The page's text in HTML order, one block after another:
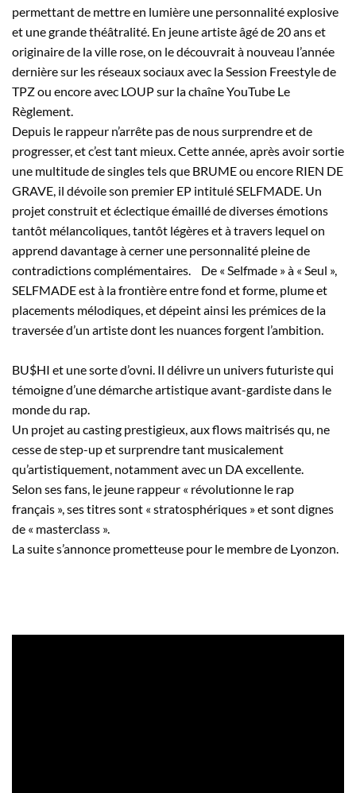
permettant de mettre en lumière une personnalité explosive
et une grande théâtralité. En jeune artiste âgé de 20 ans et
originaire de la ville rose, on le découvrait à nouveau l’année
dernière sur les réseaux sociaux avec la Session Freestyle de
TPZ ou encore avec LOUP sur la chaîne YouTube Le
Règlement.
Depuis le rappeur n’arrête pas de nous surprendre et de
progresser, et c’est tant mieux. Cette année, après avoir sortie
une multitude de singles tels que BRUME ou encore RIEN DE
GRAVE, il dévoile son premier EP intitulé SELFMADE. Un
projet construit et éclectique émaillé de diverses émotions
tantôt mélancoliques, tantôt légères et à travers lequel on
apprend davantage à cerner une personnalité pleine de
contradictions complémentaires. De « Selfmade » à « Seul »,
SELFMADE est à la frontière entre fond et forme, plume et
placements mélodiques, et dépeint ainsi les prémices de la
traversée d’un artiste dont les nuances forgent l’ambition.
BU$HI et une sorte d’ovni. Il délivre un univers futuriste qui
témoigne d’une démarche artistique avant-gardiste dans le
monde du rap.
Un projet au casting prestigieux, aux flows maitrisés qu, ne
cesse de step-up et surprendre tant musicalement
qu’artistiquement, notamment avec un DA excellente.
Selon ses fans, le jeune rappeur « révolutionne le rap
français », ses titres sont « stratosphériques » et sont dignes
de « masterclass ».
La suite s’annonce prometteuse pour le membre de Lyonzon.